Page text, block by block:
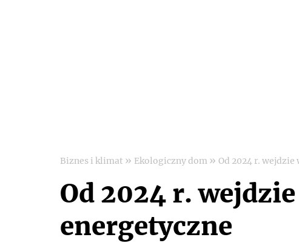
Biznes i klimat » Ekologiczny dom » Od 2024 r. wejdzie
Od 2024 r.
energetyczne